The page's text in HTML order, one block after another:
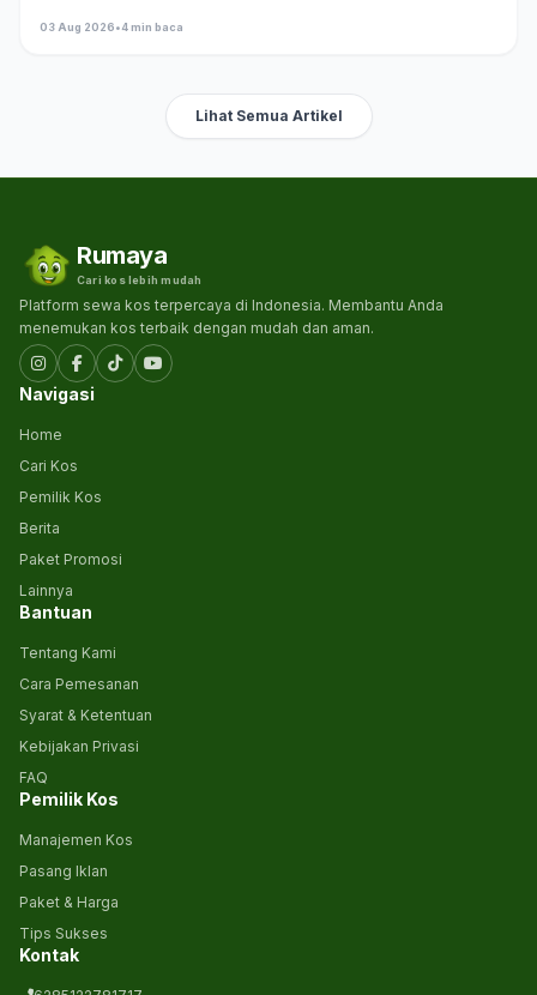
03 Aug 2026•4 min baca
Lihat Semua Artikel
Rumaya
Cari kos lebih mudah
Platform sewa kos terpercaya di Indonesia. Membantu Anda
menemukan kos terbaik dengan mudah dan aman.
Navigasi
Home
Cari Kos
Pemilik Kos
Berita
Paket Promosi
Lainnya
Bantuan
Tentang Kami
Cara Pemesanan
Syarat & Ketentuan
Kebijakan Privasi
FAQ
Pemilik Kos
Manajemen Kos
Pasang Iklan
Paket & Harga
Tips Sukses
Kontak